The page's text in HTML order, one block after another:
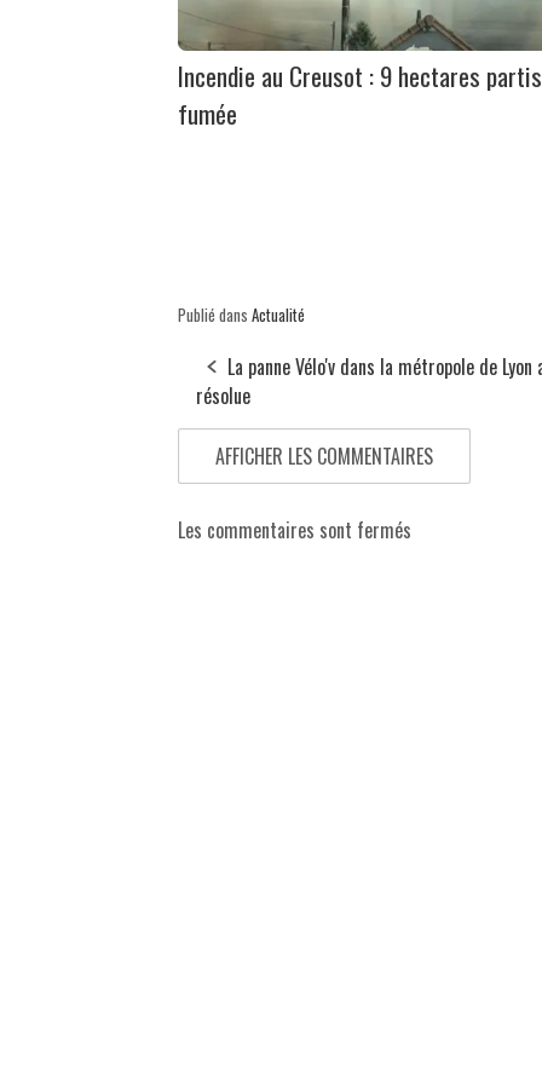
Incendie au Creusot : 9 hectares
fumée
Publié dans Actualité
La panne Vélo'v dans la métropole de Lyon
résolue
AFFICHER LES COMMENTAIRES
Les commentaires sont fermés